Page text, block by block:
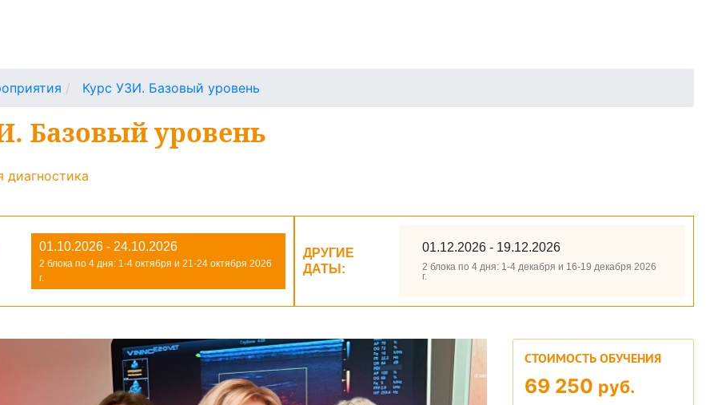
Курс УЗИ. Базовый уровень
Базовый уровень
диагностика
01.10.2026 - 24.10.2026
2 блока по 4 дня: 1-4 октября и 21-24 октября 2026
г.
ДРУГИЕ
ДАТЫ:
01.12.2026 - 19.12.2026
2 блока по 4 дня: 1-4 декабря и 16-19 декабря 2026
г.
СТОИМОСТЬ ОБУЧЕНИЯ
69 250 руб.